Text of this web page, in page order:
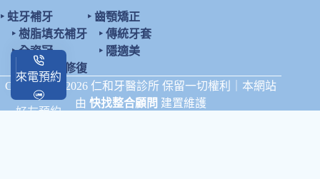
‣ 蛀牙補牙
‣ 樹脂填充補牙
‣全瓷冠
陶瓷鑲嵌修復
‣ 齒顎矯正
‣ 傳統牙套
‣ 隱適美
Copyright © 2026 仁和牙醫診所 保留一切權利｜本網站
由快找整合顧問 建置維護
來電預約
好友預約